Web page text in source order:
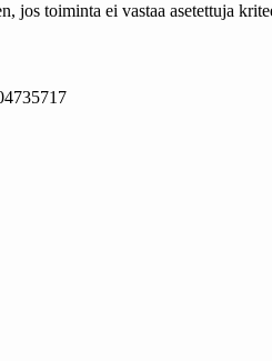
jos toiminta ei vastaa asetettuja